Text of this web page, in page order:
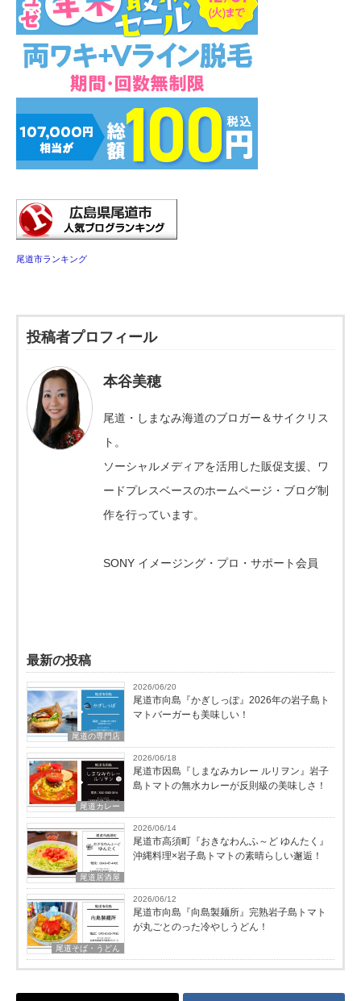
尾道市ランキング
投稿者プロフィール
本谷美穂
尾道・しまなみ海道のブロガー＆サイクリス
ト。
ソーシャルメディアを活用した販促支援、ワ
ードプレスベースのホームページ・ブログ制
作を行っています。
SONY イメージング・プロ・サポート会員
最新の投稿
尾道の専門店
2026/06/20
尾道市向島『かぎしっぽ』2026年の岩子島ト
マトバーガーも美味しい！
尾道カレー
2026/06/18
尾道市因島『しまなみカレー ルリヲン』岩子
島トマトの無水カレーが反則級の美味しさ！
尾道居酒屋
2026/06/14
尾道市高須町『おきなわんふ～ど ゆんたく』
沖縄料理×岩子島トマトの素晴らしい邂逅！
尾道そば・うどん
2026/06/12
尾道市向島『向島製麺所』完熟岩子島トマト
が丸ごとのった冷やしうどん！